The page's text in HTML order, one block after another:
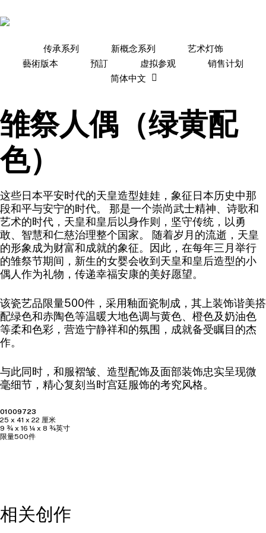
to
传承系列 新概念系列
艺术灯饰
藝術版本
預訂 虚拟参观
销售计划
简体中文
雏祭人偶（绿黄配
色）
这些日本平安时代的天皇造型娃娃，象征日本历史中那
段和平与安宁的时代。 那是一个崇尚武士精神、诗歌和
艺术的时代，天皇和皇后以身作则，坚守传统，以勇
敢、智慧和仁慈治理整个国家。 随着岁月的流逝，天皇
的形象成为财富和成就的象征。因此，在每年三月举行
的雏祭节期间，新生的女婴会收到天皇和皇后造型的小
偶人作为礼物，传递幸福安康的美好愿望。
该瓷艺品限量500件，采用釉面瓷制成，其上装饰谐美搭
配绿色和赤陶色等温暖大地色调与黄色、橙色及奶油色
等柔和色彩，营造宁静祥和的氛围，成就备受瞩目的杰
作。
与此同时，和服褶皱、造型配饰及面部装饰忠实呈现微
毫细节，精心复刻当时宫廷服饰的考究风格。
01009723
25 x 41 x 22 厘米
9 ¾ x 16 ¼ x 8 ¾英寸
限量500件
相关创作